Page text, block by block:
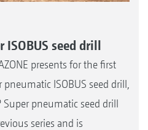
ISOBUS seed drill
presents for the first
ISOBUS seed drill,
pneumatic seed drill
series and is